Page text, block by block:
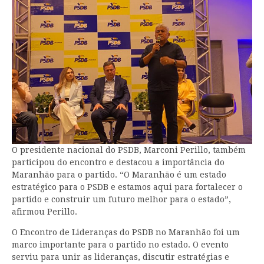
O presidente nacional do PSDB, Marconi Perillo, também
participou do encontro e destacou a importância do
Maranhão para o partido. “O Maranhão é um estado
estratégico para o PSDB e estamos aqui para fortalecer o
partido e construir um futuro melhor para o estado”,
afirmou Perillo.
O Encontro de Lideranças do PSDB no Maranhão foi um
marco importante para o partido no estado. O evento
serviu para unir as lideranças, discutir estratégias e